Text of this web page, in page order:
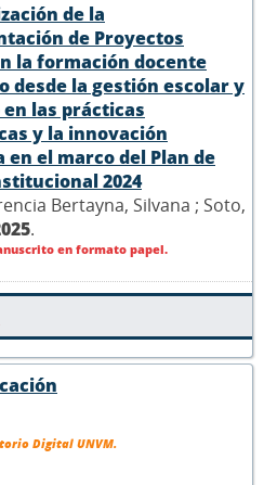
de la
de Proyectos
la formación docente
desde la gestión escolar y
las prácticas
y la innovación
en el marco del Plan de
2024
Bertayna, Silvana ; Soto,
.
en formato papel.
Digital UNVM.